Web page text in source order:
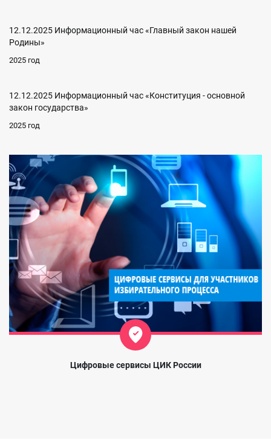
12.12.2025 Информационный час «Главный закон нашей
Родины»
2025 год
12.12.2025 Информационный час «Конституция - основной
закон государства»
2025 год
Цифровые сервисы ЦИК России